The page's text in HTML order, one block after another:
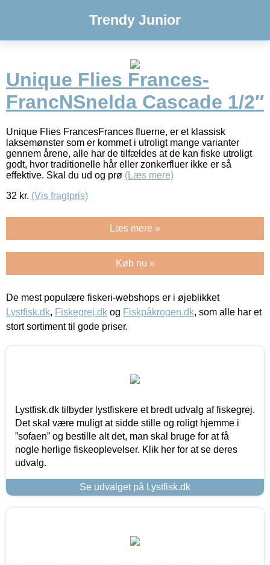
Trendy Junior
Unique Flies Frances-
FrancNSnelda Cascade 1/2″
Unique Flies FrancesFrances fluerne, er et klassisk
laksemønster som er kommet i utroligt mange varianter
gennem årene, alle har de tilfældes at de kan fiske utroligt
godt, hvor traditionelle hår eller zonkerfluer ikke er så
effektive. Skal du ud og prø (Læs mere)
32 kr. (Vis fragtpris)
Læs mere »
Køb nu »
De mest populære fiskeri-webshops er i øjeblikket
Lystfisk.dk, Fiskegrej.dk og Fiskpåkrogen.dk, som alle har et
stort sortiment til gode priser.
Lystfisk.dk tilbyder lystfiskere et bredt udvalg af fiskegrej.
Det skal være muligt at sidde stille og roligt hjemme i
”sofaen” og bestille alt det, man skal bruge for at få
nogle herlige fiskeoplevelser. Klik her for at se deres
udvalg.
Se udvalget på Lystfisk.dk